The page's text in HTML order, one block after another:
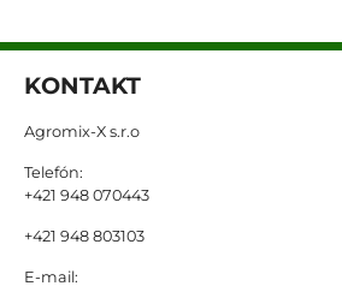
KONTAKT
Agromix-X s.r.o
Telefón:
+421 948 070443
+421 948 803103
E-mail: